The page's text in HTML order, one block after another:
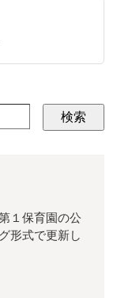
検索
１保育園の公
形式で更新し